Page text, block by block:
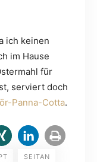
ich keinen
im Hause
für
serviert doch
Panna-Cotta.
SEITAN